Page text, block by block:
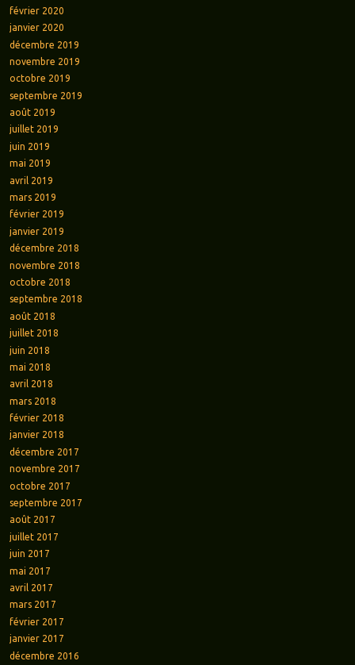
février 2020
janvier 2020
décembre 2019
novembre 2019
octobre 2019
septembre 2019
août 2019
juillet 2019
juin 2019
mai 2019
avril 2019
mars 2019
février 2019
janvier 2019
décembre 2018
novembre 2018
octobre 2018
septembre 2018
août 2018
juillet 2018
juin 2018
mai 2018
avril 2018
mars 2018
février 2018
janvier 2018
décembre 2017
novembre 2017
octobre 2017
septembre 2017
août 2017
juillet 2017
juin 2017
mai 2017
avril 2017
mars 2017
février 2017
janvier 2017
décembre 2016